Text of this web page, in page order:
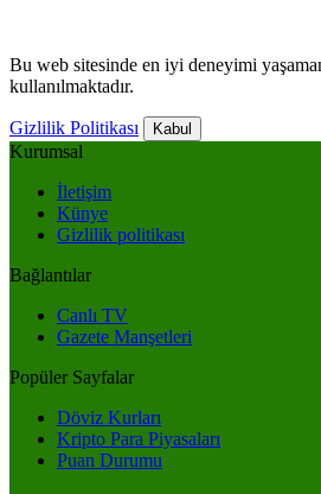
Bu web sitesinde en iyi deneyimi
kullanılmaktadır.
Gizlilik Politikası Kabul
Kurumsal
İletişim
Künye
Gizlilik politikası
Bağlantılar
Canlı TV
Gazete Manşetleri
Popüler Sayfalar
Döviz Kurları
Kripto Para Piyasaları
Puan Durumu